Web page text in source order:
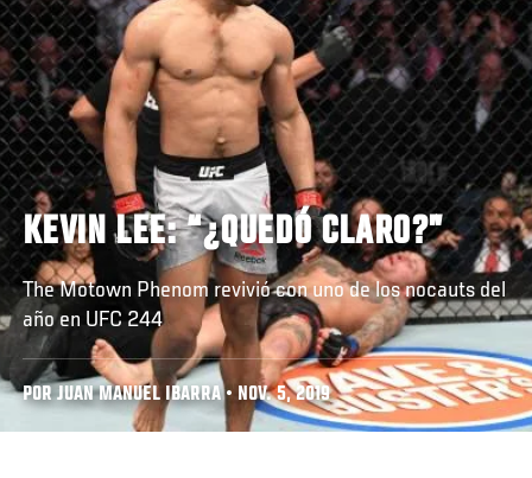
KEVIN LEE: “¿QUEDÓ CLARO?”
The Motown Phenom revivió con uno de los nocauts del
año en UFC 244
POR JUAN MANUEL IBARRA • NOV. 5, 2019